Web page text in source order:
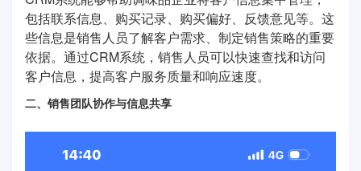
包括联系信息、购买记录、购买偏好、反馈意见等。这
些信息是销售人员了解客户需求、制定销售策略的重要
依据。通过CRM系统，销售人员可以快速查找和访问
客户信息，提高客户服务质量和响应速度。
二、销售团队协作与信息共享